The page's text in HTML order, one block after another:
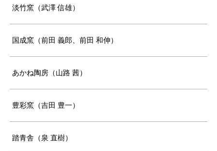
淡竹窯（武澤 信雄）
国成窯（前田 義郎、前田 和伸）
あかね陶房（山路 茜）
豊彩窯（吉田 豊一）
踏青舎（泉 直樹）